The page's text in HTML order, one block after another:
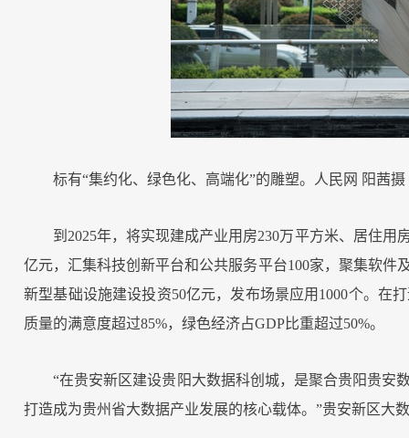
标有“集约化、绿色化、高端化”的雕塑。人民网 阳茜摄
到2025年，将实现建成产业用房230万平方米、居住用
亿元，汇集科技创新平台和公共服务平台100家，聚集软件
新型基础设施建设投资50亿元，发布场景应用1000个。在
质量的满意度超过85%，绿色经济占GDP比重超过50%。
“在贵安新区建设贵阳大数据科创城，是聚合贵阳贵安
打造成为贵州省大数据产业发展的核心载体。”贵安新区大